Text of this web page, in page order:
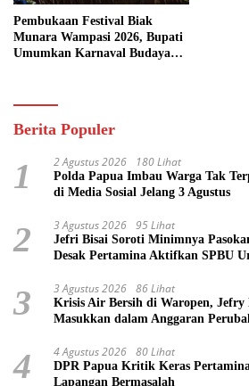
Pembukaan Festival Biak
Munara Wampasi 2026, Bupati
Umumkan Karnaval Budaya
Berita Populer
1 2 Agustus 2026 180 Lihat
Polda Papua Imbau Warga Tak
di Media Sosial Jelang 3 Agustus
2 3 Agustus 2026 95 Lihat
Jefri Bisai Soroti Minimnya
Desak Pertamina Aktifkan SPBU
3 3 Agustus 2026 86 Lihat
Krisis Air Bersih di Waropen, Jefry
Masukkan dalam Anggaran
4 4 Agustus 2026 80 Lihat
DPR Papua Kritik Keras
Lapangan Bermasalah